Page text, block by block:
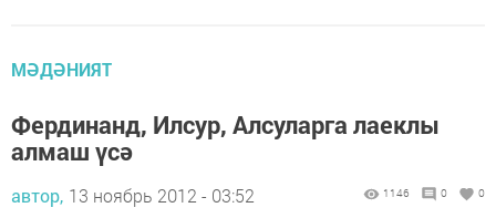
МӘДӘНИЯТ
Фердинанд, Илсур, Алсуларга лаеклы
алмаш үсә
автор, 13 ноябрь 2012 - 03:52 1146 0 0